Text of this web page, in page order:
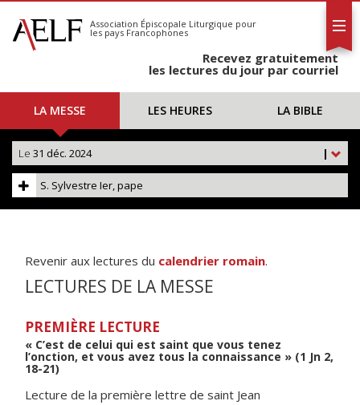
S'abonner
Calendrier
Association Épiscopale Liturgique pour
les pays Francophones
Recevez gratuitement
les lectures du jour par courriel
LA MESSE LES HEURES LA BIBLE
|
Le 31 déc. 2024
S. Sylvestre Ier, pape
Revenir aux lectures du calendrier romain.
LECTURES DE LA MESSE
PREMIÈRE LECTURE
« C’est de celui qui est saint que vous tenez
l’onction, et vous avez tous la connaissance » (1 Jn 2,
18-21)
Lecture de la première lettre de saint Jean